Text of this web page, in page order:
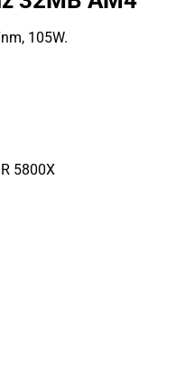
105W.
5800X